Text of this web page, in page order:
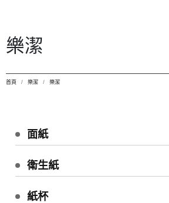
樂潔
首頁 樂潔 樂潔
面紙
衛生紙
紙杯